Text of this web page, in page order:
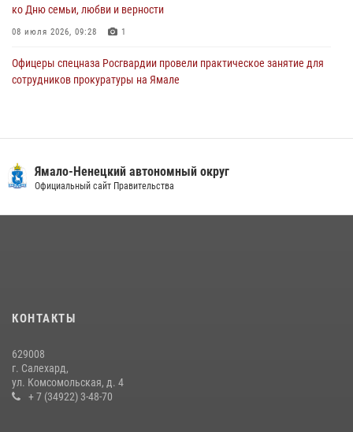
ко Дню семьи, любви и верности
08 июля 2026, 09:28 1
Офицеры спецназа Росгвардии провели практическое занятие для
сотрудников прокуратуры на Ямале
«Каникулы с Росгвардией» продолжаются на Ямале
14 июля 2026, 06:53
Ямало-Ненецкий автономный округ
Официальный сайт Правительства
КОНТАКТЫ
629008
г. Салехард,
ул. Комсомольская, д. 4
+ 7 (34922) 3-48-70